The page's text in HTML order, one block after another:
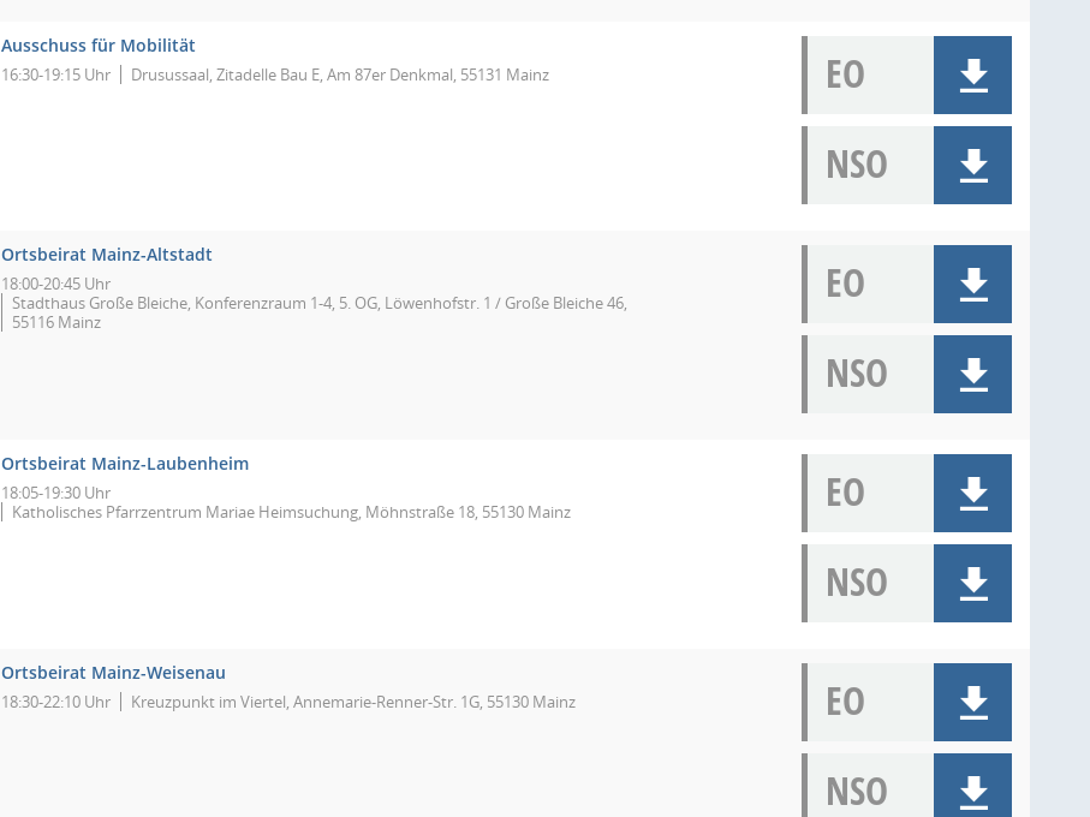
Ausschuss für Mobilität
16:30-19:15 Uhr Drusussaal, Zitadelle Bau E, Am 87er Denkmal, 55131 Mainz
EO
NSO
Ortsbeirat Mainz-Altstadt
18:00-20:45 Uhr
Stadthaus Große Bleiche, Konferenzraum 1-4, 5. OG, Löwenhofstr. 1 / Große Bleiche 46,
55116 Mainz
EO
NSO
Ortsbeirat Mainz-Laubenheim
18:05-19:30 Uhr
Katholisches Pfarrzentrum Mariae Heimsuchung, Möhnstraße 18, 55130 Mainz
EO
NSO
Ortsbeirat Mainz-Weisenau
18:30-22:10 Uhr Kreuzpunkt im Viertel, Annemarie-Renner-Str. 1G, 55130 Mainz
EO
NSO